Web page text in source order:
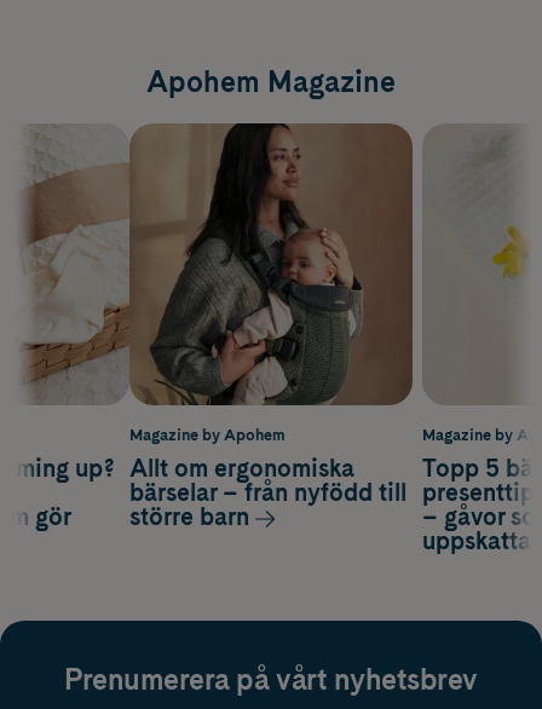
Apohem Magazine
Magazine by
Topp 5
– gåvor
up?
gör
Magazine by Apohem
Allt om ergonomiska
bärselar – från nyfödd till
större barn
Prenumerera på vårt nyhetsbrev